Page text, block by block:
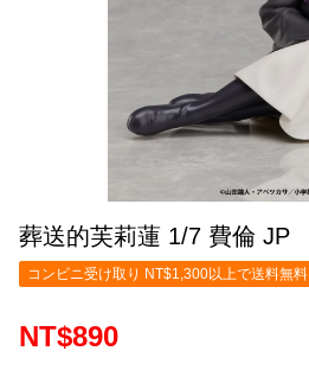
葬送的芙莉蓮 1/7 費倫 JP
コンビニ受け取り NT$1,300以上で送料無料
NT$890